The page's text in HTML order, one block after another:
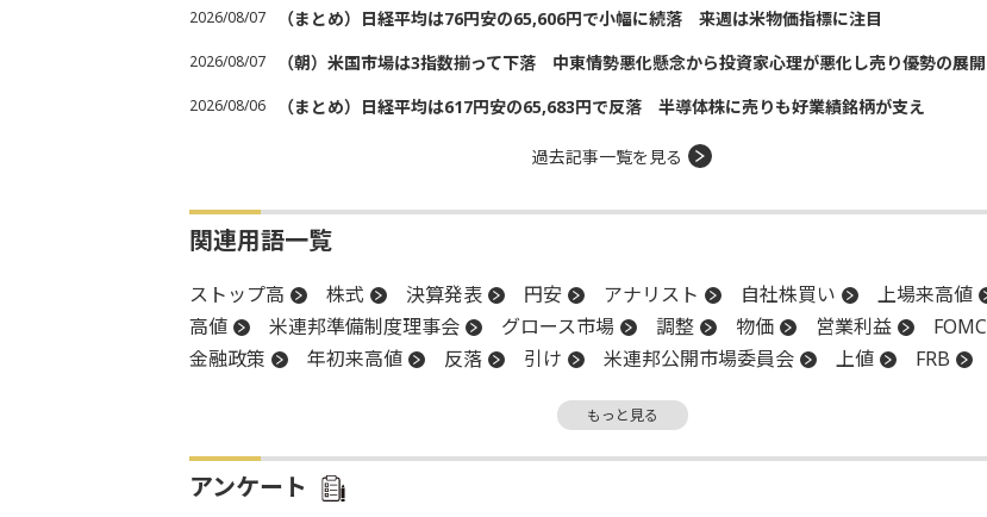
2026/08/07 （まとめ）日経平均は76円安の65,606円で小幅に続落 来週は米物価指標に注目
2026/08/07 （朝）米国市場は3指数揃って下落 中東情勢悪化懸念から投資家心理が悪化し売り優勢の展開
2026/08/06 （まとめ）日経平均は617円安の65,683円で反落 半導体株に売りも好業績銘柄が支え
過去記事一覧を見る
関連用語一覧
ストップ高 株式 決算発表 円安 アナリスト 自社株買い
上場来高値
高値
米連邦準備制度理事会 グロース市場 調整 物価 営業利益
FOMC
金融政策
年初来高値 反落 引け 米連邦公開市場委員会 上値
FRB
もっと見る
アンケート